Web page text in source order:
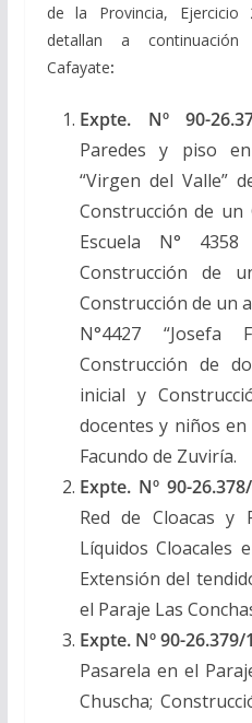
de la Provincia,
detallan a
Cafayate:
Expte. Nº 90-
Paredes y piso
“Virgen del Valle”
Construcción de un
Escuela N° 4358
Construcción de
Construcción de un
N°4427 “Josefa
Construcción de
inicial y
docentes y niños en
Facundo de Zuviría.
Expte. Nº 90-
Red de Cloacas y
Líquidos Cloacales
Extensión del
el Paraje Las
Expte. Nº 90-
Pasarela en el
Chuscha;